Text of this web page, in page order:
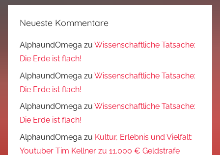
Neueste Kommentare
AlphaundOmega zu Wissenschaftliche Tatsache:
Die Erde ist flach!
AlphaundOmega zu Wissenschaftliche Tatsache:
Die Erde ist flach!
AlphaundOmega zu Wissenschaftliche Tatsache:
Die Erde ist flach!
AlphaundOmega zu Kultur, Erlebnis und Vielfalt:
Youtuber Tim Kellner zu 11.000 € Geldstrafe